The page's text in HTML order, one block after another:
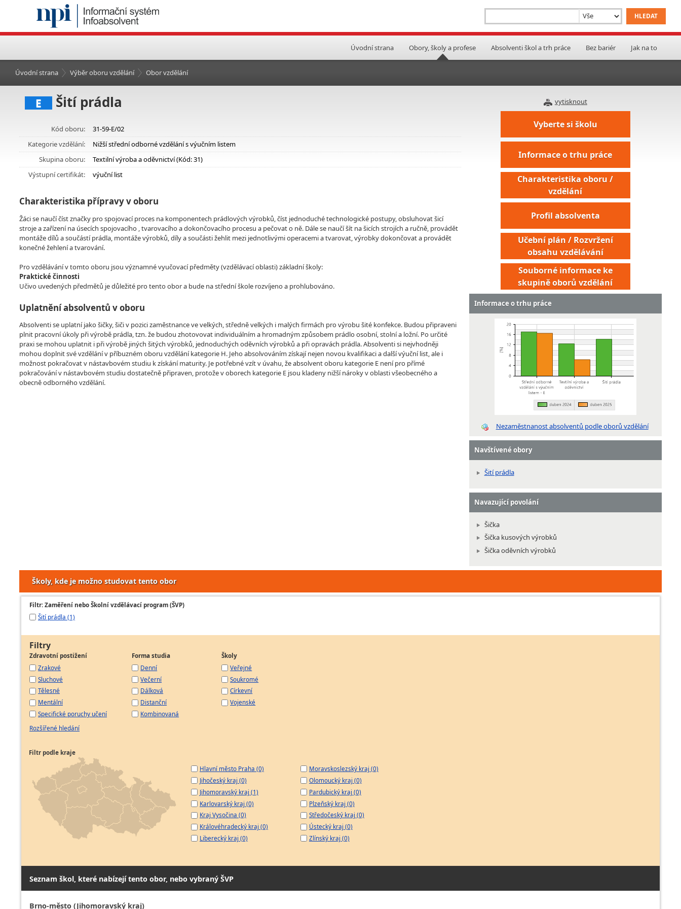
Úvodní strana Obory, školy a profese Absolventi škol a trh práce Bez bariér Jak na to
Úvodní strana Výběr oboru vzdělání Obor vzdělání
vytisknout
E Šití prádla
Kód oboru:
31-59-E/02
Kategorie vzdělání:
Nižší střední odborné vzdělání s výučním listem
Skupina oboru:
Textilní výroba a oděvnictví (Kód: 31)
Výstupní certifikát:
výuční list
Charakteristika přípravy v oboru
Žáci se naučí číst značky pro spojovací proces na komponentech prádlových výrobků, číst jednoduché technologické postupy, obsluhovat šicí
stroje a zařízení na úsecích spojovacího , tvarovacího a dokončovacího procesu a pečovat o ně. Dále se naučí šít na šicích strojích a ručně, provádět
montáže dílů a součástí prádla, montáže výrobků, díly a součásti žehlit mezi jednotlivými operacemi a tvarovat, výrobky dokončovat a provádět
konečné žehlení a tvarování.
Pro vzdělávání v tomto oboru jsou významné vyučovací předměty (vzdělávací oblasti) základní školy:
Praktické činnosti
Učivo uvedených předmětů je důležité pro tento obor a bude na střední škole rozvíjeno a prohlubováno.
Uplatnění absolventů v oboru
Absolventi se uplatní jako šičky, šiči v pozici zaměstnance ve velkých, středně velkých i malých firmách pro výrobu šité konfekce. Budou připraveni
plnit pracovní úkoly při výrobě prádla, tzn. že budou zhotovovat individuálním a hromadným způsobem prádlo osobní, stolní a ložní. Po určité
praxi se mohou uplatnit i při výrobě jiných šitých výrobků, jednoduchých oděvních výrobků a při opravách prádla. Absolventi si nejvhodněji
mohou doplnit své vzdělání v příbuzném oboru vzdělání kategorie H. Jeho absolvováním získají nejen novou kvalifikaci a další výuční list, ale i
možnost pokračovat v nástavbovém studiu k získání maturity. Je potřebné vzít v úvahu, že absolvent oboru kategorie E není pro přímé
pokračování v nástavbovém studiu dostatečně připraven, protože v oborech kategorie E jsou kladeny nižší nároky v oblasti všeobecného a
obecně odborného vzdělání.
Vyberte si školu
Informace o trhu práce
Charakteristika oboru /
vzdělání
Profil absolventa
Učební plán / Rozvržení
obsahu vzdělávání
Souborné informace ke
skupině oborů vzdělání
Informace o trhu práce
Nezaměstnanost absolventů podle oborů vzdělání
Navštívené obory
Šití prádla
Navazující povolání
Šička
Šička kusových výrobků
Šička oděvních výrobků
Školy, kde je možno studovat tento obor
Filtr: Zaměření nebo Školní vzdělávací program (ŠVP)
Šití prádla (1)
Filtry
Zdravotní postižení
Zrakové
Sluchové
Tělesné
Mentální
Specifické poruchy učení
Forma studia
Denní
Večerní
Dálková
Distanční
Kombinovaná
Školy
Veřejné
Soukromé
Církevní
Vojenské
Rozšířené hledání
Filtr podle kraje
Hlavní město Praha (0)
Jihočeský kraj (0)
Jihomoravský kraj (1)
Karlovarský kraj (0)
Kraj Vysočina (0)
Královéhradecký kraj (0)
Liberecký kraj (0)
Moravskoslezský kraj (0)
Olomoucký kraj (0)
Pardubický kraj (0)
Plzeňský kraj (0)
Středočeský kraj (0)
Ústecký kraj (0)
Zlínský kraj (0)
Seznam škol, které nabízejí tento obor, nebo vybraný ŠVP
Brno-město (Jihomoravský kraj)